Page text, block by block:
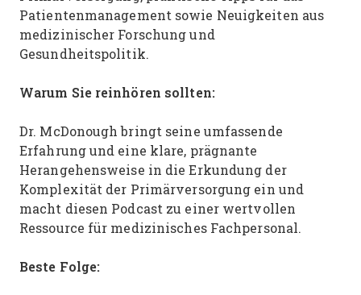
Patientenmanagement sowie Neuigkeiten aus
medizinischer Forschung und
Gesundheitspolitik.
Warum Sie reinhören sollten:
Dr. McDonough bringt seine umfassende
Erfahrung und eine klare, prägnante
Herangehensweise in die Erkundung der
Komplexität der Primärversorgung ein und
macht diesen Podcast zu einer wertvollen
Ressource für medizinisches Fachpersonal.
Beste Folge: